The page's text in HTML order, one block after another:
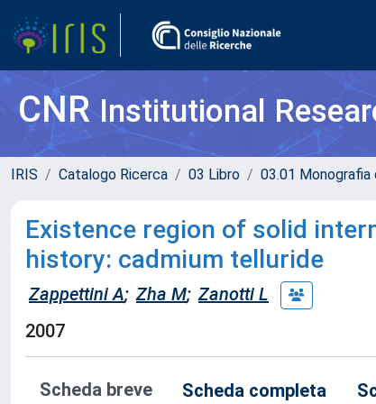
CNRInstitutional
IRIS Catalogo Ricerca 03 Libro 03.01
Existence region of solid
history: cadmium telluride
Zappettini A; Zha M; Zanotti L
2007
Scheda breve Scheda completa